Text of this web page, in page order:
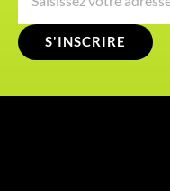
S'INSCRIRE